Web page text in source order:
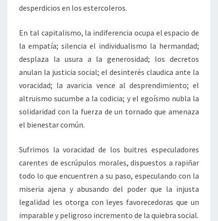
desperdicios en los estercoleros.
En tal capitalismo, la indiferencia ocupa el espacio de
la empatía; silencia el individualismo la hermandad;
desplaza la usura a la generosidad; los decretos
anulan la justicia social; el desinterés claudica ante la
voracidad; la avaricia vence al desprendimiento; el
altruismo sucumbe a la codicia; y el egoísmo nubla la
solidaridad con la fuerza de un tornado que amenaza
el bienestar común.
Sufrimos la voracidad de los buitres especuladores
carentes de escrúpulos morales, dispuestos a rapiñar
todo lo que encuentren a su paso, especulando con la
miseria ajena y abusando del poder que la injusta
legalidad les otorga con leyes favorecedoras que un
imparable y peligroso incremento de la quiebra social.